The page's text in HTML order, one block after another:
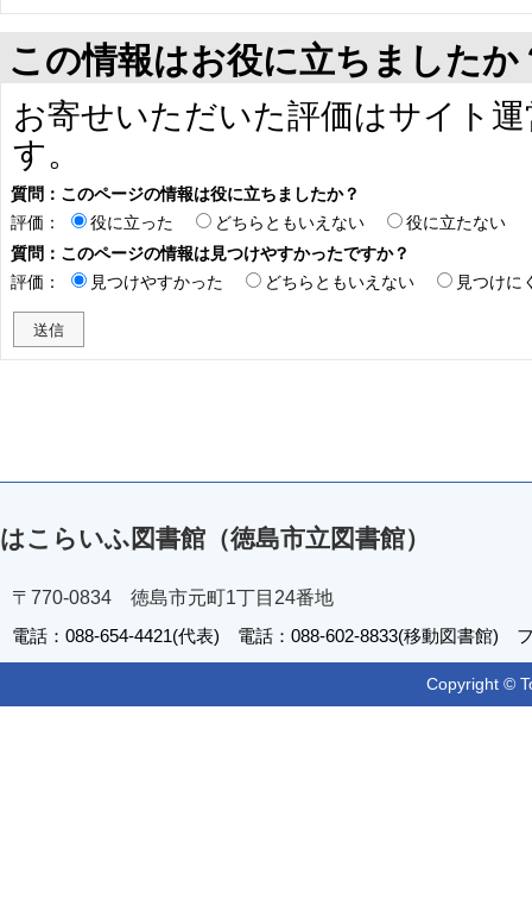
この情報はお役に立ちましたか
お寄せいただいた評価はサイト
す。
質問：このページの情報は役に立ちましたか？
評価：
役に立った どちらともいえない
役に立たない
質問：このページの情報は見つけやすかったですか？
評価：
見つけやすかった どちらともいえない 見つけに
はこらいふ図書館（徳島市立図書館）
〒770-0834 徳島市元町1丁目24番地
電話：088-654-4421(代表) 電話：088-602-8833(移動図書館)
Copyright ©